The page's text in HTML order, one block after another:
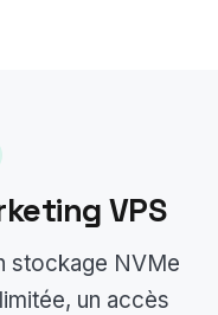
VPS
stockage NVMe
un accès